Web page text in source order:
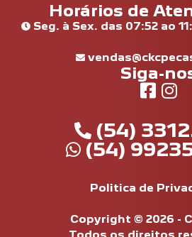
Horários de
Seg. à Sex. das 07:52 ao
Siga-
(54)
(54)
Politica de
Copyright © 2026 -
Todos os direitos